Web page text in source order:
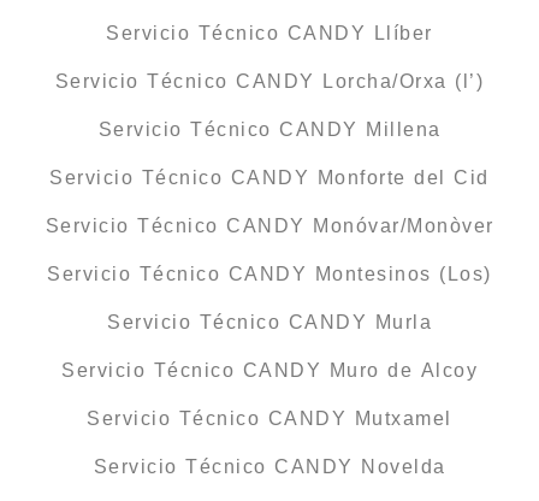
Servicio Técnico CANDY Llíber
Servicio Técnico CANDY Lorcha/Orxa (l’)
Servicio Técnico CANDY Millena
Servicio Técnico CANDY Monforte del Cid
Servicio Técnico CANDY Monóvar/Monòver
Servicio Técnico CANDY Montesinos (Los)
Servicio Técnico CANDY Murla
Servicio Técnico CANDY Muro de Alcoy
Servicio Técnico CANDY Mutxamel
Servicio Técnico CANDY Novelda